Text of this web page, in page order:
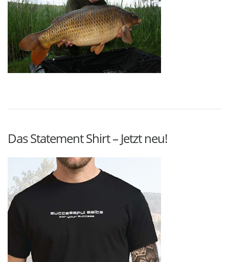
Das Statement Shirt – Jetzt neu!